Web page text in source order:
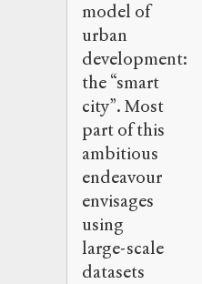
model of
urban
development:
the “smart
city”. Most
part of this
ambitious
endeavour
envisages
using
large-scale
datasets